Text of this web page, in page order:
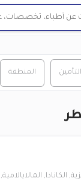
التأمين المنطقة
, الكانادا, المالايالامية,